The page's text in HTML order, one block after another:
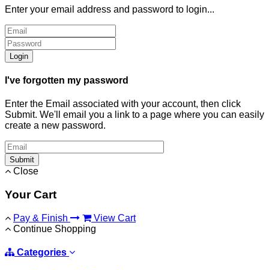
Enter your email address and password to login...
Login
I've forgotten my password
Enter the Email associated with your account, then click
Submit. We'll email you a link to a page where you can easily
create a new password.
Submit
Close
Your Cart
Pay & Finish
View Cart
Continue Shopping
Categories